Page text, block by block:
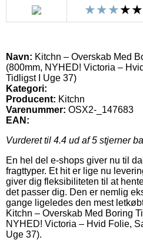
Navn: Kitchn – Overskab Med
(800mm, NYHED! Victoria –
Tidligst I Uge 37)
Kategori:
Producent: Kitchn
Varenummer: OSX2-_147683
EAN:
Vurderet til 4.4 ud af 5 stjerner
En hel del e-shops giver nu til
fragttyper. Et hit er lige nu
giver dig fleksibiliteten til at
det passer dig. Den er nemlig
gange ligeledes den mest
Kitchn – Overskab Med Boring
NYHED! Victoria – Hvid Folie,
Uge 37).